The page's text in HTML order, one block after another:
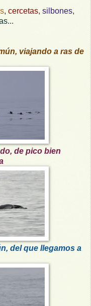
, cercetas, silbones,
...
viajando a ras de
de pico bien
del que llegamos a